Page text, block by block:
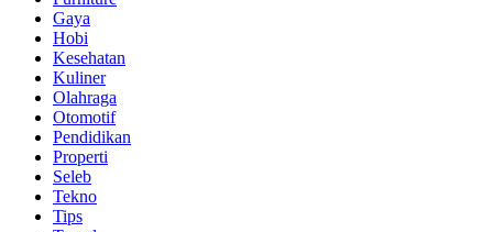
Gaya
Hobi
Kesehatan
Kuliner
Olahraga
Otomotif
Pendidikan
Properti
Seleb
Tekno
Tips